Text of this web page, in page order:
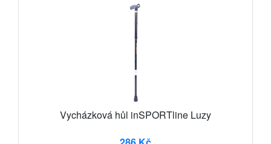
Vycházková hůl inSPORTline Luzy